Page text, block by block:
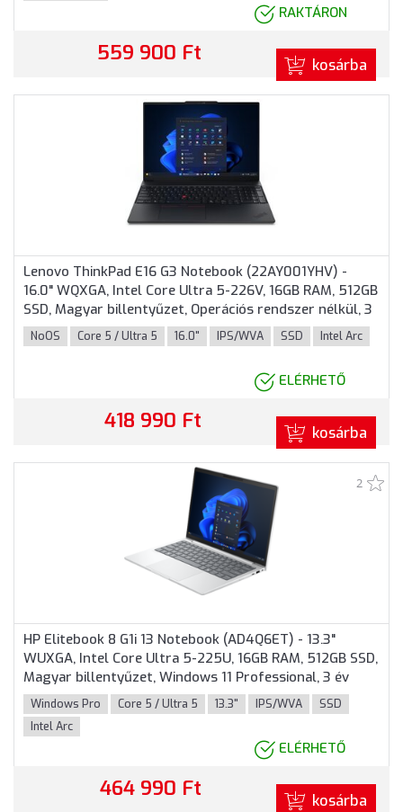
RAKTÁRON
559 900 Ft kosárba
Lenovo ThinkPad E16 G3 Notebook (22AY001YHV) -
16.0" WQXGA, Intel Core Ultra 5-226V, 16GB RAM, 512GB
SSD, Magyar billentyűzet, Operációs rendszer nélkül, 3
év garancia, Fekete színben
NoOS Core 5 / Ultra 5 16.0" IPS/WVA SSD Intel Arc
ELÉRHETŐ
418 990 Ft kosárba
2
HP Elitebook 8 G1i 13 Notebook (AD4Q6ET) - 13.3"
WUXGA, Intel Core Ultra 5-225U, 16GB RAM, 512GB SSD,
Magyar billentyűzet, Windows 11 Professional, 3 év
garancia, Ezüst színben
Windows Pro Core 5 / Ultra 5 13.3" IPS/WVA
SSD
Intel Arc
ELÉRHETŐ
464 990 Ft kosárba